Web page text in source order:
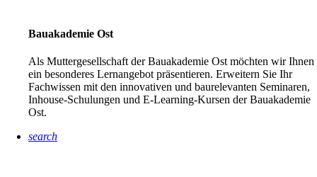
Bauakademie Ost
Als Muttergesellschaft der Bauakademie Ost möchten wir Ihnen
ein besonderes Lernangebot präsentieren. Erweitern Sie Ihr
Fachwissen mit den innovativen und baurelevanten Seminaren,
Inhouse-Schulungen und E-Learning-Kursen der Bauakademie
Ost.
search